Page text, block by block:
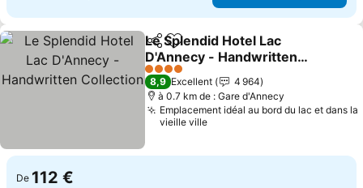
PartagerAjouter à mes favoris
Le Splendid Hotel Lac
D'Annecy - Handwritten
Collection
4 Étoiles
8,9 Excellent
4 964
à 0.7 km de : Gare d'Annecy
Emplacement idéal au bord du lac et dans la
vieille ville
De 112 €